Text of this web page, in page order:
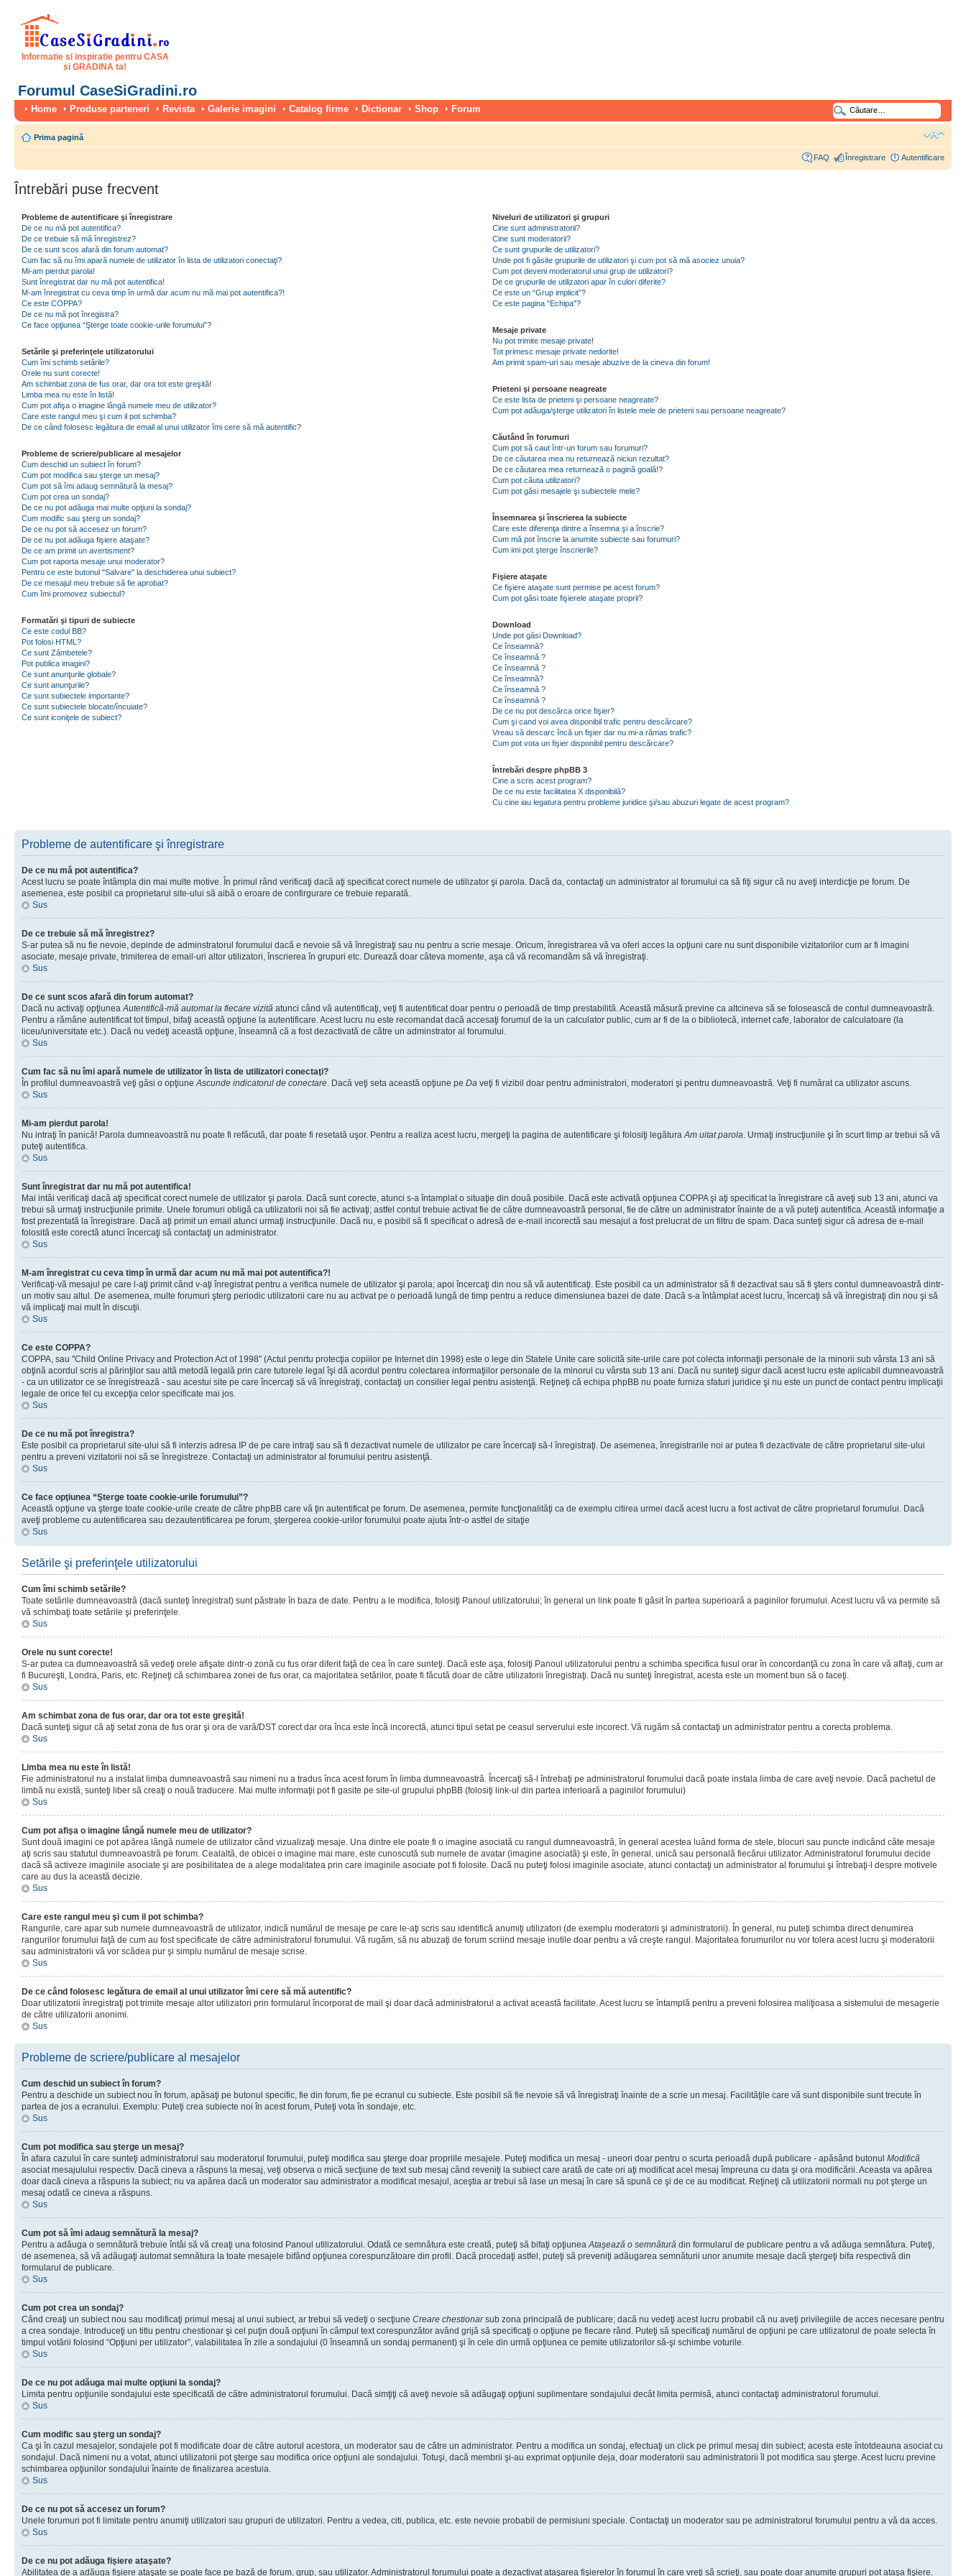
Informatie si inspiratie pentru CASA
si GRADINA ta!
Forumul CaseSiGradini.ro
Home Produse parteneri Revista Galerie imagini Catalog firme Dictionar Shop Forum
Prima pagină
FAQ Înregistrare Autentificare
Întrebări puse frecvent
Probleme de autentificare şi înregistrare
De ce nu mă pot autentifica?
De ce trebuie să mă înregistrez?
De ce sunt scos afară din forum automat?
Cum fac să nu îmi apară numele de utilizator în lista de utilizatori conectaţi?
Mi-am pierdut parola!
Sunt înregistrat dar nu mă pot autentifica!
M-am înregistrat cu ceva timp în urmă dar acum nu mă mai pot autentifica?!
Ce este COPPA?
De ce nu mă pot înregistra?
Ce face opţiunea “Şterge toate cookie-urile forumului”?
Setările şi preferinţele utilizatorului
Cum îmi schimb setările?
Orele nu sunt corecte!
Am schimbat zona de fus orar, dar ora tot este greşită!
Limba mea nu este în listă!
Cum pot afişa o imagine lângă numele meu de utilizator?
Care este rangul meu şi cum il pot schimba?
De ce când folosesc legătura de email al unui utilizator îmi cere să mă autentific?
Probleme de scriere/publicare al mesajelor
Cum deschid un subiect în forum?
Cum pot modifica sau şterge un mesaj?
Cum pot să îmi adaug semnătură la mesaj?
Cum pot crea un sondaj?
De ce nu pot adăuga mai multe opţiuni la sondaj?
Cum modific sau şterg un sondaj?
De ce nu pot să accesez un forum?
De ce nu pot adăuga fişiere ataşate?
De ce am primit un avertisment?
Cum pot raporta mesaje unui moderator?
Pentru ce este butonul "Salvare" la deschiderea unui subiect?
De ce mesajul meu trebuie să fie aprobat?
Cum îmi promovez subiectul?
Formatări şi tipuri de subiecte
Ce este codul BB?
Pot folosi HTML?
Ce sunt Zâmbetele?
Pot publica imagini?
Ce sunt anunţurile globale?
Ce sunt anunţurile?
Ce sunt subiectele importante?
Ce sunt subiectele blocate/încuiate?
Ce sunt iconiţele de subiect?
Niveluri de utilizatori şi grupuri
Cine sunt administratorii?
Cine sunt moderatorii?
Ce sunt grupurile de utilizatori?
Unde pot fi găsite grupurile de utilizatori şi cum pot să mă asociez unuia?
Cum pot deveni moderatorul unui grup de utilizatori?
De ce grupurile de utilizatori apar în culori diferite?
Ce este un “Grup implicit”?
Ce este pagina "Echipa"?
Mesaje private
Nu pot trimite mesaje private!
Tot primesc mesaje private nedorite!
Am primit spam-uri sau mesaje abuzive de la cineva din forum!
Prieteni şi persoane neagreate
Ce este lista de prieteni şi persoane neagreate?
Cum pot adăuga/şterge utilizatori în listele mele de prieteni sau persoane neagreate?
Căutând în forumuri
Cum pot să caut într-un forum sau forumuri?
De ce căutarea mea nu returnează niciun rezultat?
De ce căutarea mea returnează o pagină goală!?
Cum pot căuta utilizatori?
Cum pot găsi mesajele şi subiectele mele?
Însemnarea şi înscrierea la subiecte
Care este diferenţa dintre a însemna şi a înscrie?
Cum mă pot înscrie la anumite subiecte sau forumuri?
Cum imi pot şterge înscrierile?
Fişiere ataşate
Ce fişiere ataşate sunt permise pe acest forum?
Cum pot găsi toate fişierele ataşate proprii?
Download
Unde pot găsi Download?
Ce înseamnă?
Ce înseamnă ?
Ce înseamnă ?
Ce înseamnă?
Ce înseamnă ?
Ce înseamnă ?
De ce nu pot descărca orice fişier?
Cum şi cand voi avea disponibil trafic pentru descărcare?
Vreau să descarc încă un fişier dar nu mi-a rămas trafic?
Cum pot vota un fişier disponibil pentru descărcare?
Întrebări despre phpBB 3
Cine a scris acest program?
De ce nu este facilitatea X disponibilă?
Cu cine iau legatura pentru probleme juridice şi/sau abuzuri legate de acest program?
Probleme de autentificare şi înregistrare
De ce nu mă pot autentifica?
Acest lucru se poate întâmpla din mai multe motive. În primul rând verificaţi dacă aţi specificat corect numele de utilizator şi parola. Dacă da, contactaţi un administrator al forumului ca să fiţi sigur că nu aveţi interdicţie pe forum. De
asemenea, este posibil ca proprietarul site-ului să aibă o eroare de confirgurare ce trebuie reparată.
Sus
De ce trebuie să mă înregistrez?
S-ar putea să nu fie nevoie, depinde de adminstratorul forumului dacă e nevoie să vă înregistraţi sau nu pentru a scrie mesaje. Oricum, înregistrarea vă va oferi acces la opţiuni care nu sunt disponibile vizitatorilor cum ar fi imagini
asociate, mesaje private, trimiterea de email-uri altor utilizatori, înscrierea în grupuri etc. Durează doar câteva momente, aşa că vă recomandăm să vă înregistraţi.
Sus
De ce sunt scos afară din forum automat?
Dacă nu activaţi opţiuneaAutentifică-mă automat la fiecare vizită atunci când vă autentificaţi, veţi fi autentificat doar pentru o perioadă de timp prestabilită. Această măsură previne ca altcineva să se folosească de contul dumneavoastră.
Pentru a rămâne autentificat tot timpul, bifaţi această opţiune la autentificare. Acest lucru nu este recomandat dacă accesaţi forumul de la un calculator public, cum ar fi de la o bibliotecă, internet cafe, laborator de calculatoare (la
liceu/universitate etc.). Dacă nu vedeţi această opţiune, înseamnă că a fost dezactivată de către un adminstrator al forumului.
Sus
Cum fac să nu îmi apară numele de utilizator în lista de utilizatori conectaţi?
În profilul dumneavoastră veţi găsi o opţiuneAscunde indicatorul de conectare. Dacă veţi seta această opţiune pe Da veţi fi vizibil doar pentru administratori, moderatori şi pentru dumneavoastră. Veţi fi numărat ca utilizator ascuns.
Sus
Mi-am pierdut parola!
Nu intraţi în panică! Parola dumneavoastră nu poate fi refăcută, dar poate fi resetată uşor. Pentru a realiza acest lucru, mergeţi la pagina de autentificare şi folosiţi legăturaAm uitat parola. Urmaţi instrucţiunile şi în scurt timp ar trebui să vă
puteţi autentifica.
Sus
Sunt înregistrat dar nu mă pot autentifica!
Mai intâi verificaţi dacă aţi specificat corect numele de utilizator şi parola. Dacă sunt corecte, atunci s-a întamplat o situaţie din două posibile. Dacă este activată opţiunea COPPA şi aţi specificat la înregistrare că aveţi sub 13 ani, atunci va
trebui să urmaţi instrucţiunile primite. Unele forumuri obligă ca utilizatorii noi să fie activaţi; astfel contul trebuie activat fie de către dumneavoastră personal, fie de către un administrator înainte de a vă puteţi autentifica. Această informaţie a
fost prezentată la înregistrare. Dacă aţi primit un email atunci urmaţi instrucţiunile. Dacă nu, e posibil să fi specificat o adresă de e-mail incorectă sau mesajul a fost prelucrat de un filtru de spam. Daca sunteţi sigur că adresa de e-mail
folosită este corectă atunci încercaţi să contactaţi un administrator.
Sus
M-am înregistrat cu ceva timp în urmă dar acum nu mă mai pot autentifica?!
Verificaţi-vă mesajul pe care l-aţi primit când v-aţi înregistrat pentru a verifica numele de utilizator şi parola; apoi încercaţi din nou să vă autentificaţi. Este posibil ca un administrator să fi dezactivat sau să fi şters contul dumneavoastră dintr-
un motiv sau altul. De asemenea, multe forumuri şterg periodic utilizatorii care nu au activat pe o perioadă lungă de timp pentru a reduce dimensiunea bazei de date. Dacă s-a întâmplat acest lucru, încercaţi să vă înregistraţi din nou şi să
vă implicaţi mai mult în discuţii.
Sus
Ce este COPPA?
COPPA, sau "Child Online Privacy and Protection Act of 1998" (Actul penrtu protecţia copiilor pe Internet din 1998) este o lege din Statele Unite care solicită site-urile care pot colecta informaţii personale de la minorii sub vârsta 13 ani să
obţină acordul scris al părinţilor sau altă metodă legală prin care tutorele legal îşi dă acordul pentru colectarea informaţiilor personale de la minorul cu vârsta sub 13 ani. Dacă nu sunteţi sigur dacă acest lucru este aplicabil dumneavoastră
- ca un utilizator ce se înregistrează - sau acestui site pe care încercaţi să vă înregistraţi, contactaţi un consilier legal pentru asistenţă. Reţineţi că echipa phpBB nu poate furniza sfaturi juridice şi nu este un punct de contact pentru implicaţii
legale de orice fel cu excepţia celor specificate mai jos.
Sus
De ce nu mă pot înregistra?
Este posibil ca proprietarul site-ului să fi interzis adresa IP de pe care intraţi sau să fi dezactivat numele de utilizator pe care încercaţi să-l înregistraţi. De asemenea, înregistrarile noi ar putea fi dezactivate de către proprietarul site-ului
pentru a preveni vizitatorii noi să se înregistreze. Contactaţi un administrator al forumului pentru asistenţă.
Sus
Ce face opţiunea “Şterge toate cookie-urile forumului”?
Această opţiune va şterge toate cookie-urile create de către phpBB care vă ţin autentificat pe forum. De asemenea, permite funcţionalităţi ca de exemplu citirea urmei dacă acest lucru a fost activat de către proprietarul forumului. Dacă
aveţi probleme cu autentificarea sau dezautentificarea pe forum, ştergerea cookie-urilor forumului poate ajuta într-o astfel de sitaţie
Sus
Setările şi preferinţele utilizatorului
Cum îmi schimb setările?
Toate setările dumneavoastră (dacă sunteţi înregistrat) sunt păstrate în baza de date. Pentru a le modifica, folosiţi Panoul utilizatorului; în general un link poate fi găsit în partea superioară a paginilor forumului. Acest lucru vă va permite să
vă schimbaţi toate setările şi preferinţele.
Sus
Orele nu sunt corecte!
S-ar putea ca dumneavoastră să vedeţi orele afişate dintr-o zonă cu fus orar diferit faţă de cea în care sunteţi. Dacă este aşa, folosiţi Panoul utilizatorului pentru a schimba specifica fusul orar în concordanţă cu zona în care vă aflaţi, cum ar
fi Bucureşti, Londra, Paris, etc. Reţineţi că schimbarea zonei de fus orar, ca majoritatea setărilor, poate fi făcută doar de către utilizatorii înregistraţi. Dacă nu sunteţi înregistrat, acesta este un moment bun să o faceţi.
Sus
Am schimbat zona de fus orar, dar ora tot este greşită!
Dacă sunteţi sigur că aţi setat zona de fus orar şi ora de vară/DST corect dar ora înca este încă incorectă, atunci tipul setat pe ceasul serverului este incorect. Vă rugăm să contactaţi un administrator pentru a corecta problema.
Sus
Limba mea nu este în listă!
Fie administratorul nu a instalat limba dumneavoastră sau nimeni nu a tradus înca acest forum în limba dumneavoastră. Încercaţi să-l întrebaţi pe administratorul forumului dacă poate instala limba de care aveţi nevoie. Dacă pachetul de
limbă nu există, sunteţi liber să creaţi o nouă traducere. Mai multe informaţii pot fi gasite pe site-ul grupului phpBB (folosiţi link-ul din partea inferioară a paginilor forumului)
Sus
Cum pot afişa o imagine lângă numele meu de utilizator?
Sunt două imagini ce pot apărea lângă numele de utilizator când vizualizaţi mesaje. Una dintre ele poate fi o imagine asociată cu rangul dumneavoastră, în general acestea luând forma de stele, blocuri sau puncte indicând câte mesaje
aţi scris sau statutul dumneavoastră pe forum. Cealaltă, de obicei o imagine mai mare, este cunoscută sub numele de avatar (imagine asociată) şi este, în general, unică sau personală fiecărui utilizator. Administratorul forumului decide
dacă să activeze imaginile asociate şi are posibilitatea de a alege modalitatea prin care imaginile asociate pot fi folosite. Dacă nu puteţi folosi imaginile asociate, atunci contactaţi un administrator al forumului şi întrebaţi-l despre motivele
care au dus la această decizie.
Sus
Care este rangul meu şi cum il pot schimba?
Rangurile, care apar sub numele dumneavoastră de utilizator, indică numărul de mesaje pe care le-aţi scris sau identifică anumiţi utilizatori (de exemplu moderatorii şi administratorii). În general, nu puteţi schimba direct denumirea
rangurilor forumului faţă de cum au fost specificate de către administratorul forumului. Vă rugăm, să nu abuzaţi de forum scriind mesaje inutile doar pentru a vă creşte rangul. Majoritatea forumurilor nu vor tolera acest lucru şi moderatorii
sau administratorii vă vor scădea pur şi simplu numărul de mesaje scrise.
Sus
De ce când folosesc legătura de email al unui utilizator îmi cere să mă autentific?
Doar utilizatorii înregistraţi pot trimite mesaje altor utilizatori prin formularul încorporat de mail şi doar dacă administratorul a activat această facilitate. Acest lucru se întamplă pentru a preveni folosirea maliţioasa a sistemului de mesagerie
de către utilizatorii anonimi.
Sus
Probleme de scriere/publicare al mesajelor
Cum deschid un subiect în forum?
Pentru a deschide un subiect nou în forum, apăsaţi pe butonul specific, fie din forum, fie pe ecranul cu subiecte. Este posibil să fie nevoie să vă înregistraţi înainte de a scrie un mesaj. Facilităţile care vă sunt disponibile sunt trecute în
partea de jos a ecranului. Exemplu: Puteţi crea subiecte noi în acest forum, Puteţi vota în sondaje, etc.
Sus
Cum pot modifica sau şterge un mesaj?
În afara cazului în care sunteţi administratorul sau moderatorul forumului, puteţi modifica sau şterge doar propriile mesajele. Puteţi modifica un mesaj - uneori doar pentru o scurta perioadă după publicare - apăsând butonul Modifică
asociat mesajulului respectiv. Dacă cineva a răspuns la mesaj, veţi observa o mică secţiune de text sub mesaj când reveniţi la subiect care arată de cate ori aţi modificat acel mesaj împreuna cu data şi ora modificării. Aceasta va apărea
doar dacă cineva a răspuns la subiect; nu va apărea dacă un moderator sau administrator a modificat mesajul, aceştia ar trebui să lase un mesaj în care să spună ce şi de ce au modificat. Reţineţi că utilizatorii normali nu pot şterge un
mesaj odată ce cineva a răspuns.
Sus
Cum pot să îmi adaug semnătură la mesaj?
Pentru a adăuga o semnătură trebuie întâi să vă creaţi una folosind Panoul utilizatorului. Odată ce semnătura este creată, puteţi să bifaţi opţiuneaAtaşează o semnătură din formularul de publicare pentru a vă adăuga semnătura. Puteţi,
de asemenea, să vă adăugaţi automat semnătura la toate mesajele bifând opţiunea corespunzătoare din profil. Dacă procedaţi astfel, puteţi să preveniţi adăugarea semnăturii unor anumite mesaje dacă ştergeţi bifa respectivă din
formularul de publicare.
Sus
Cum pot crea un sondaj?
Când creaţi un subiect nou sau modificaţi primul mesaj al unui subiect, ar trebui să vedeţi o secţiune Creare chestionarsub zona principală de publicare; dacă nu vedeţi acest lucru probabil că nu aveţi privilegiile de acces necesare pentru
a crea sondaje. Introduceţi un titlu pentru chestionar şi cel puţin două opţiuni în câmpul text corespunzător având grijă să specificaţi o opţiune pe fiecare rând. Puteţi să specificaţi numărul de opţiuni pe care utilizatorul de poate selecta în
timpul votării folosind “Opţiuni per utilizator”, valabilitatea în zile a sondajului (0 înseamnă un sondaj permanent) şi în cele din urmă opţiunea ce pemite utilizatorilor să-şi schimbe voturile.
Sus
De ce nu pot adăuga mai multe opţiuni la sondaj?
Limita pentru opţiunile sondajului este specificată de către administratorul forumului. Dacă simţiţi că aveţi nevoie să adăugaţi opţiuni suplimentare sondajului decât limita permisă, atunci contactaţi administratorul forumului.
Sus
Cum modific sau şterg un sondaj?
Ca şi în cazul mesajelor, sondajele pot fi modificate doar de către autorul acestora, un moderator sau de către un administrator. Pentru a modifica un sondaj, efectuaţi un click pe primul mesaj din subiect; acesta este întotdeauna asociat cu
sondajul. Dacă nimeni nu a votat, atunci utilizatorii pot şterge sau modifica orice opţiuni ale sondajului. Totuşi, dacă membrii şi-au exprimat opţiunile deja, doar moderatorii sau administratorii îl pot modifica sau şterge. Acest lucru previne
schimbarea opţiunilor sondajului înainte de finalizarea acestuia.
Sus
De ce nu pot să accesez un forum?
Unele forumuri pot fi limitate pentru anumiţi utilizatori sau grupuri de utilizatori. Pentru a vedea, citi, publica, etc. este nevoie probabil de permisiuni speciale. Contactaţi un moderator sau pe administratorul forumului pentru a vă da acces.
Sus
De ce nu pot adăuga fişiere ataşate?
Abilitatea de a adăuga fişiere ataşate se poate face pe bază de forum, grup, sau utilizator. Administratorul forumului poate a dezactivat ataşarea fişierelor în forumul în care vreţi să scrieţi, sau poate doar anumite grupuri pot ataşa fişiere.